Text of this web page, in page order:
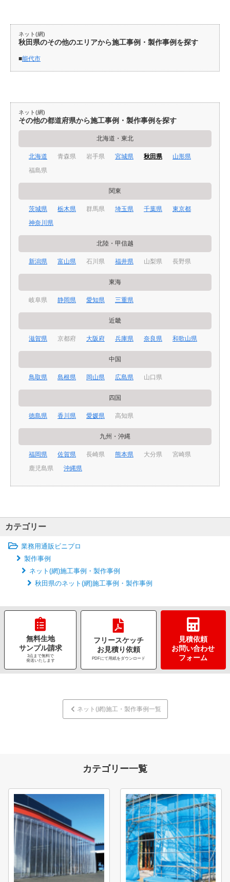
ネット(網)
秋田県のその他のエリアから施工事例・製作事例を探す
能代市
ネット(網)
その他の都道府県から施工事例・製作事例を探す
北海道・東北
北海道 青森県 岩手県 宮城県 秋田県
山形県
福島県
関東
茨城県 栃木県 群馬県 埼玉県 千葉県
東京都
神奈川県
北陸・甲信越
新潟県 富山県 石川県 福井県 山梨県 長野県
東海
岐阜県 静岡県 愛知県 三重県
近畿
滋賀県 京都府 大阪府 兵庫県 奈良県 和歌山県
中国
鳥取県 島根県 岡山県 広島県 山口県
四国
徳島県 香川県 愛媛県 高知県
九州・沖縄
福岡県 佐賀県 長崎県 熊本県 大分県
宮崎県
鹿児島県
沖縄県
カテゴリー
業務用通販ビニプロ
製作事例
ネット(網)施工事例・製作事例
秋田県のネット(網)施工事例・製作事例
無料生地
サンプル請求
3点まで無料で
発送いたします
フリースケッチ
お見積り依頼
PDFにて用紙をダウンロード
見積依頼
お問い合わせ
フォーム
ネット(網)施工・製作事例一覧
カテゴリー一覧